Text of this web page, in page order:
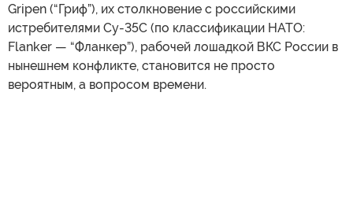
Gripen (“Гриф”), их столкновение с российскими
истребителями Су-35С (по классификации НАТО:
Flanker — “Фланкер”), рабочей лошадкой ВКС России в
нынешнем конфликте, становится не просто
вероятным, а вопросом времени.